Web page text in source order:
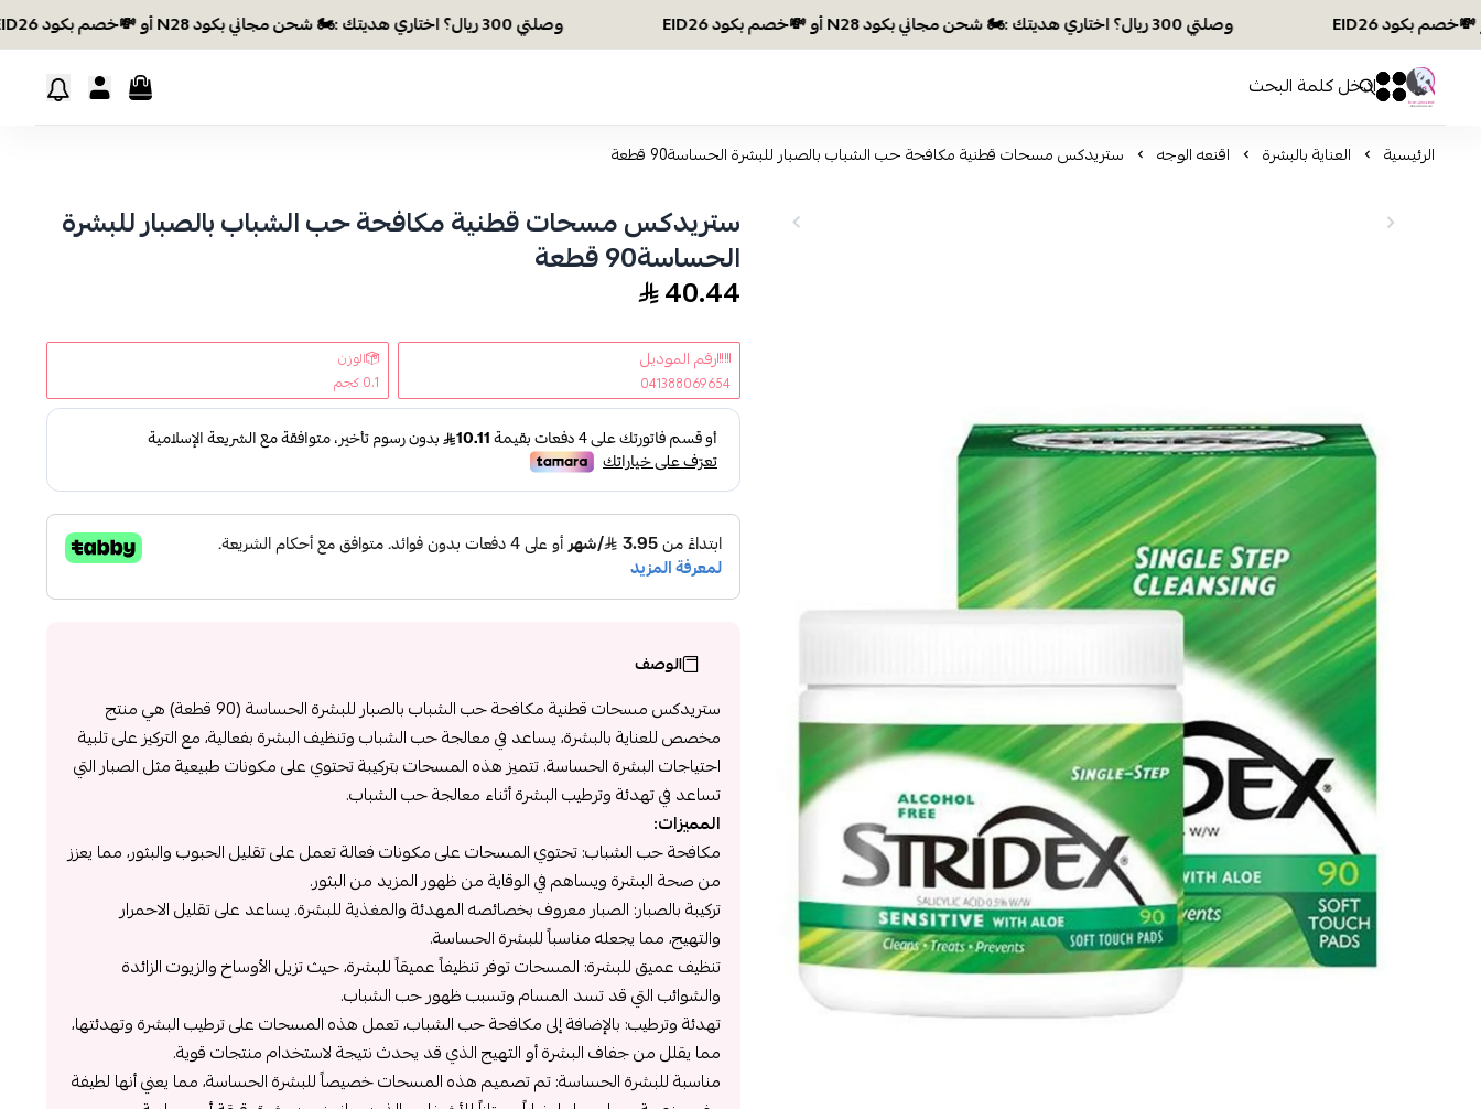
وصلتي 300 ريال؟ اختاري هديتك :🏍 شحن مجاني بكود N28 أو 💸خصم بكود EID26 وصلتي 300 ريال؟ اختاري هديتك :🏍 شحن مجاني بكود N28 أو 💸خصم بكود EID26
افكار ومخازن العناية
0 0
الرئيسية العناية بالبشرة اقنعه الوجه ستريدكس مسحات قطنية مكافحة حب الشباب بالصبار للبشرة الحساسة90 قطعة
ستريدكس مسحات قطنية مكافحة حب الشباب بالصبار للبشرة
الحساسة90 قطعة
40.44
رقم الموديل
041388069654
الوزن
0.1 كجم
الوصف
ستريدكس مسحات قطنية مكافحة حب الشباب بالصبار للبشرة الحساسة (90 قطعة) هي منتج
مخصص للعناية بالبشرة، يساعد في معالجة حب الشباب وتنظيف البشرة بفعالية، مع التركيز على تلبية
احتياجات البشرة الحساسة. تتميز هذه المسحات بتركيبة تحتوي على مكونات طبيعية مثل الصبار التي
تساعد في تهدئة وترطيب البشرة أثناء معالجة حب الشباب.
المميزات:
مكافحة حب الشباب: تحتوي المسحات على مكونات فعالة تعمل على تقليل الحبوب والبثور، مما يعزز
من صحة البشرة ويساهم في الوقاية من ظهور المزيد من البثور.
تركيبة بالصبار: الصبار معروف بخصائصه المهدئة والمغذية للبشرة. يساعد على تقليل الاحمرار
والتهيج، مما يجعله مناسباً للبشرة الحساسة.
تنظيف عميق للبشرة: المسحات توفر تنظيفاً عميقاً للبشرة، حيث تزيل الأوساخ والزيوت الزائدة
والشوائب التي قد تسد المسام وتسبب ظهور حب الشباب.
تهدئة وترطيب: بالإضافة إلى مكافحة حب الشباب، تعمل هذه المسحات على ترطيب البشرة وتهدئتها،
مما يقلل من جفاف البشرة أو التهيج الذي قد يحدث نتيجة لاستخدام منتجات قوية.
مناسبة للبشرة الحساسة: تم تصميم هذه المسحات خصيصاً للبشرة الحساسة، مما يعني أنها لطيفة